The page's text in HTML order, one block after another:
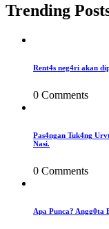
Trending
Rent4s neg4ri akan
0 Comments
Pas4ngan Tuk4ng
Nasi.
0 Comments
Apa Punca? Angg0ta